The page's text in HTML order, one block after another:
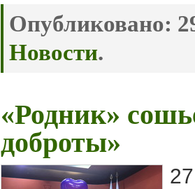
Опубликовано:
Новости.
«Родник»
доброты»